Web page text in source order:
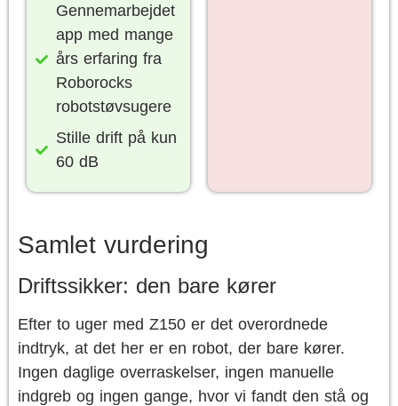
Gennemarbejdet
app med mange
års erfaring fra
Roborocks
robotstøvsugere
Stille drift på kun
60 dB
Samlet vurdering
Driftssikker: den bare kører
Efter to uger med Z150 er det overordnede
indtryk, at det her er en robot, der bare kører.
Ingen daglige overraskelser, ingen manuelle
indgreb og ingen gange, hvor vi fandt den stå og